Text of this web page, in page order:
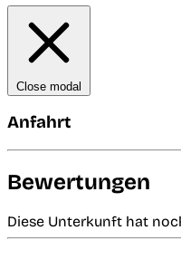
Close modal
Anfahrt
Bewertungen
Diese Unterkunft hat